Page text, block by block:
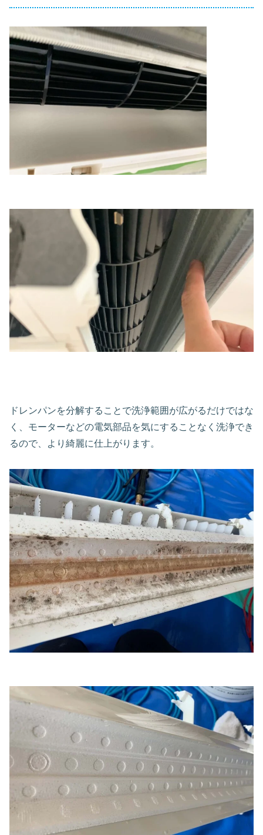
ドレンパンを分解することで洗浄範囲が広がるだけではな
く、モーターなどの電気部品を気にすることなく洗浄でき
るので、より綺麗に仕上がります。